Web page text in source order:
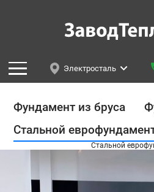
Электросталь
Фундамент из бруса
Стальной
Стальной